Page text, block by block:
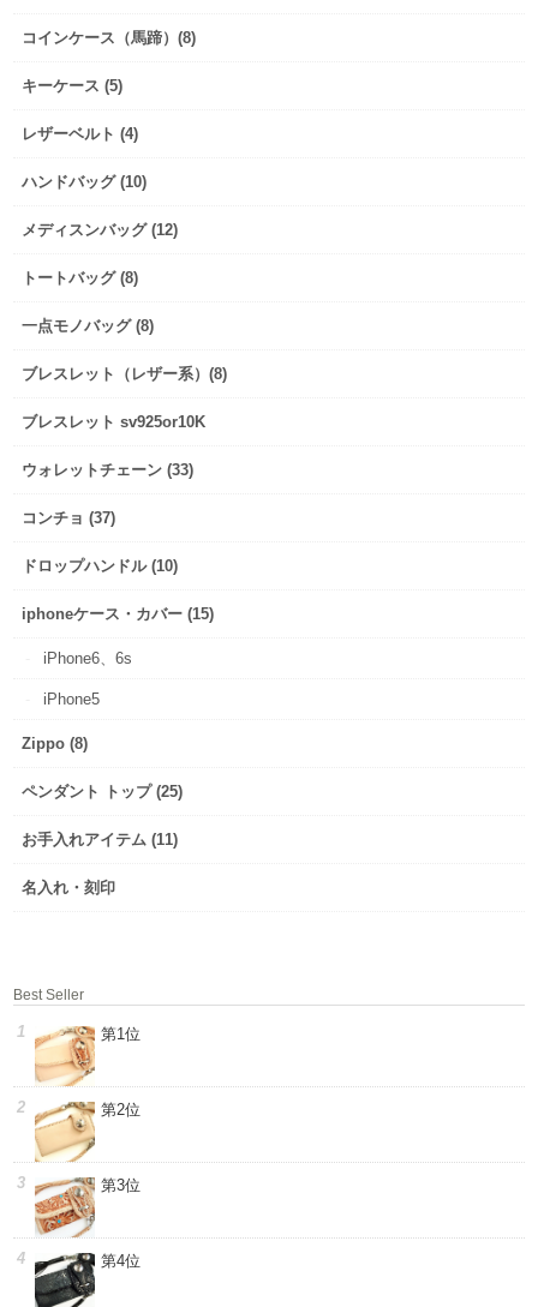
コインケース（馬蹄）(8)
キーケース (5)
レザーベルト (4)
ハンドバッグ (10)
メディスンバッグ (12)
トートバッグ (8)
一点モノバッグ (8)
ブレスレット（レザー系）(8)
ブレスレット sv925or10K
ウォレットチェーン (33)
コンチョ (37)
ドロップハンドル (10)
iphoneケース・カバー (15)
iPhone6、6s
iPhone5
Zippo (8)
ペンダント トップ (25)
お手入れアイテム (11)
名入れ・刻印
Best Seller
第1位
第2位
第3位
第4位